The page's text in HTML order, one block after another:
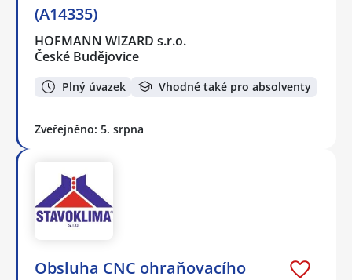
(A14335)
HOFMANN WIZARD s.r.o.
České Budějovice
Plný úvazek Vhodné také pro absolventy
Zveřejněno: 5. srpna
Obsluha CNC ohraňovacího